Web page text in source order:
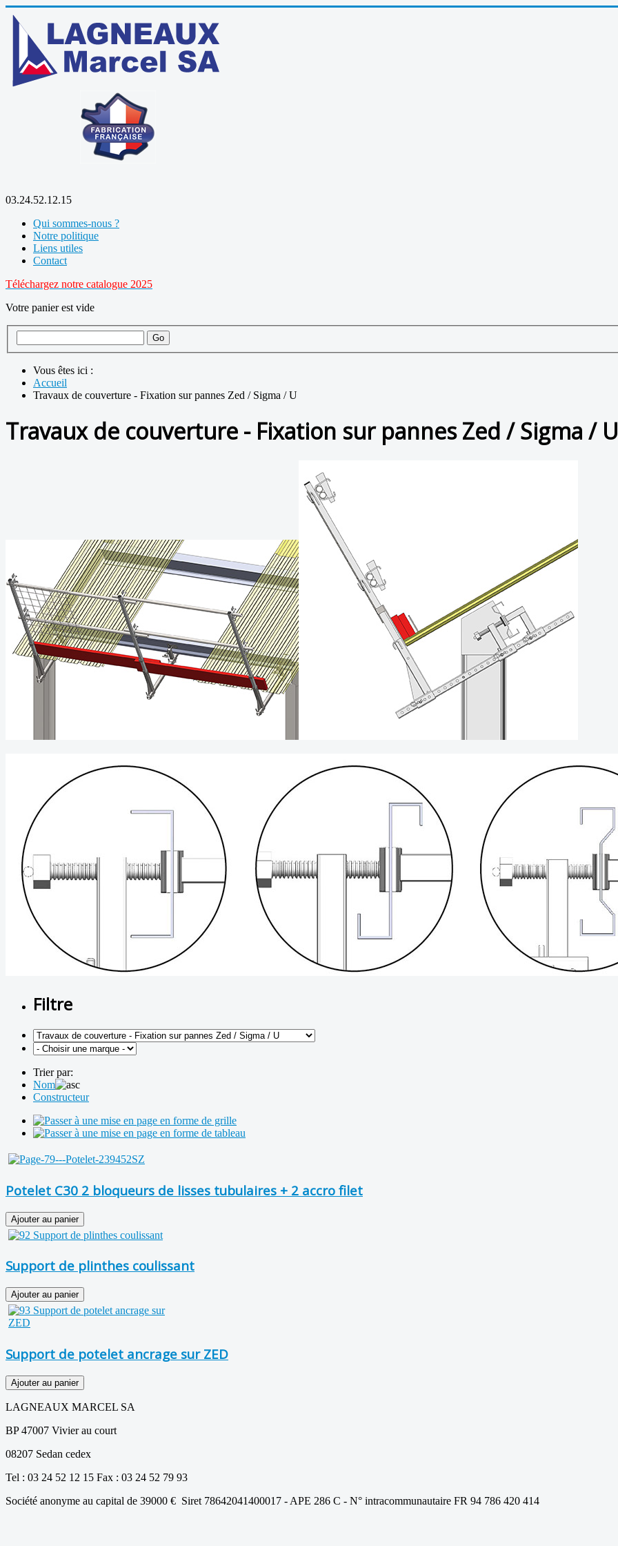
03.24.52.12.15
Qui sommes-nous ?
Notre politique
Liens utiles
Contact
Téléchargez notre catalogue 2025
Votre panier est vide
Vous êtes ici :
Accueil
Travaux de couverture - Fixation sur pannes Zed / Sigma / U
Travaux de couverture - Fixation sur pannes Zed / Sigma / U
Filtre
Trier par:
Nom
Constructeur
Potelet C30 2 bloqueurs de lisses tubulaires + 2 accro filet
Support de plinthes coulissant
Support de potelet ancrage sur ZED
LAGNEAUX MARCEL SA
BP 47007 Vivier au court
08207 Sedan cedex
Tel : 03 24 52 12 15 Fax : 03 24 52 79 93
Société anonyme au capital de 39000 € Siret 78642041400017 - APE 286 C - N° intracommunautaire FR 94 786 420 414